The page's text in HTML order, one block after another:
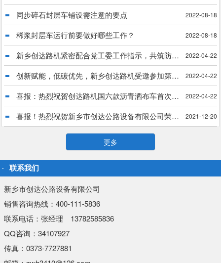
同步碎石封层车铺设需注意的要点 2022-08-18
稀浆封层车运行前要做好哪些工作？ 2022-08-18
新乡创达路机紧密配合党工委工作指示，共筑防疫长城 2022-04-22
创新赋能，低碳优先，新乡创达路机受邀参加第34届中国乳化沥青技术大会 2022-04-22
喜报：热烈祝贺创达路机国六款沥青洒布车首次出口菲律宾 2022-04-22
喜报！热烈祝贺新乡市创达公路设备有限公司荣获“国家科技型中小企业”殊荣 2021-12-20
更多
联系我们
新乡市创达公路设备有限公司
销售咨询热线：400-111-5836
联系电话：张经理 13782585836
QQ咨询：34107927
传真：0373-7727881